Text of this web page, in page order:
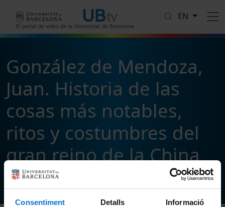
Consentiment Detalls Informació
El portal de vídeo de la Universitat de Barcelona
EN
González de Mendoza,
Juan. Historia de las
cosas más notables,
ritos y costumbres del
gran reino de la China
1videos